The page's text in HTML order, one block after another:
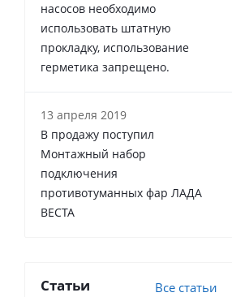
насосов необходимо
использовать штатную
прокладку, использование
герметика запрещено.
13 апреля 2019
В продажу поступил
Монтажный набор
подключения
противотуманных фар ЛАДА
ВЕСТА
Статьи Все статьи